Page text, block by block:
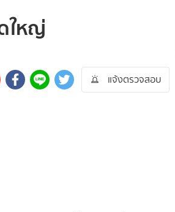
ใหญ่
แจ้งตรวจสอบ